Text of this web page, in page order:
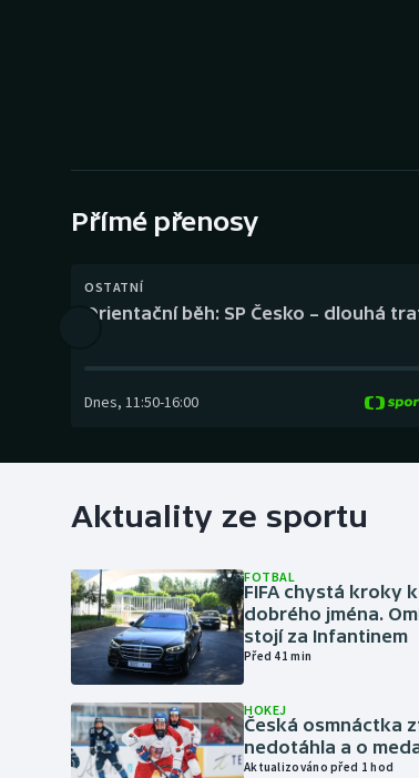
Futsal
Přímé přenosy
OSTATNÍ
Orientační běh: SP Česko – dlouhá
Dnes, 11:50-16:00
Aktuality ze sportu
FOTBAL
FIFA chystá kroky
dobrého jména.
stojí za Infantinem
Před 41 min
HOKEJ
Česká osmnáctka
nedotáhla a o
Aktualizováno před 1 hod